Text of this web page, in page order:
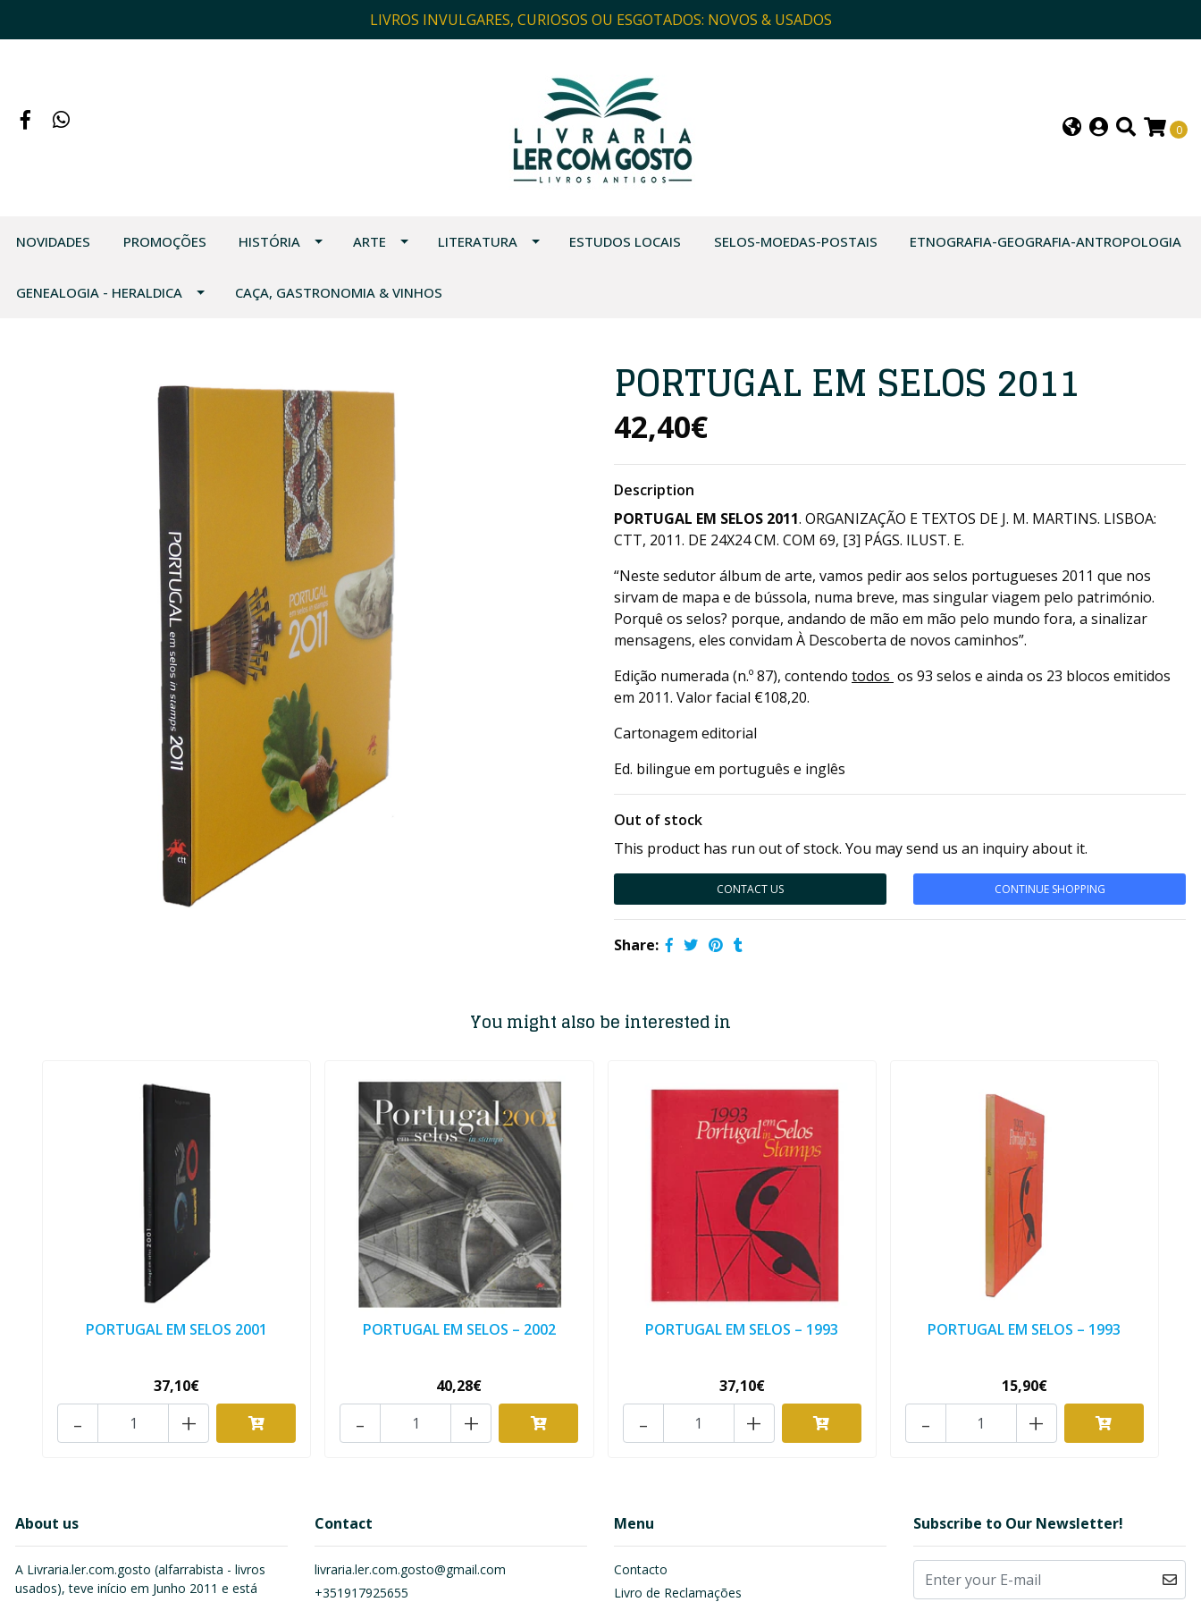
LIVROS INVULGARES, CURIOSOS OU ESGOTADOS: NOVOS & USADOS
0
NOVIDADES PROMOÇÕES HISTÓRIA ARTE LITERATURA ESTUDOS LOCAIS SELOS-MOEDAS-POSTAIS ETNOGRAFIA-GEOGRAFIA-ANTROPOLOGIA
GENEALOGIA - HERALDICA CAÇA, GASTRONOMIA & VINHOS
PORTUGAL EM SELOS 2011
42,40€
Description
PORTUGAL EM SELOS 2011. ORGANIZAÇÃO E TEXTOS DE J. M. MARTINS. LISBOA:
CTT, 2011. DE 24X24 CM. COM 69, [3] PÁGS. ILUST. E.
“Neste sedutor álbum de arte, vamos pedir aos selos portugueses 2011 que nos
sirvam de mapa e de bússola, numa breve, mas singular viagem pelo património.
Porquê os selos? porque, andando de mão em mão pelo mundo fora, a sinalizar
mensagens, eles convidam À Descoberta de novos caminhos”.
Edição numerada (n.º 87), contendo todos os 93 selos e ainda os 23 blocos emitidos
em 2011. Valor facial €108,20.
Cartonagem editorial
Ed. bilingue em português e inglês
Out of stock
This product has run out of stock. You may send us an inquiry about it.
CONTACT US CONTINUE SHOPPING
Share:
You might also be interested in
PORTUGAL EM SELOS 2001
37,10€
+
-
PORTUGAL EM SELOS – 2002
40,28€
+
-
PORTUGAL EM SELOS – 1993
37,10€
+
-
PORTUGAL EM SELOS – 1993
15,90€
+
-
About us
A Livraria.ler.com.gosto (alfarrabista - livros
usados), teve início em Junho 2011 e está
Contact
livraria.ler.com.gosto@gmail.com
+351917925655
Menu
Contacto
Livro de Reclamações
Subscribe to Our Newsletter!